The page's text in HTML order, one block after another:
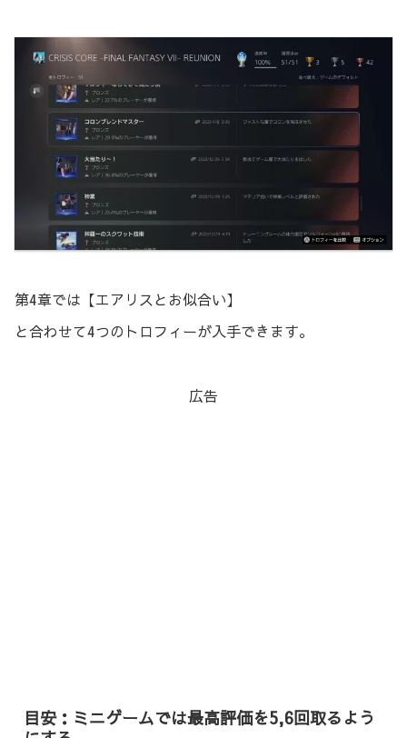
第4章では【エアリスとお似合い】
と合わせて4つのトロフィーが入手できます。
広告
目安：ミニゲームでは最高評価を5,6回取るよう